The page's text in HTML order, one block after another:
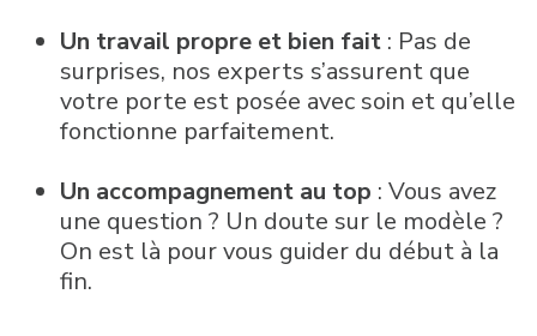
Un travail propre et bien fait : Pas de
surprises, nos experts s’assurent que
votre porte est posée avec soin et qu’elle
fonctionne parfaitement.
Un accompagnement au top : Vous avez
une question ? Un doute sur le modèle ?
On est là pour vous guider du début à la
fin.